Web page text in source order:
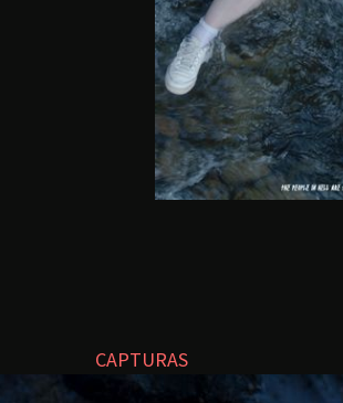
CAPTURAS